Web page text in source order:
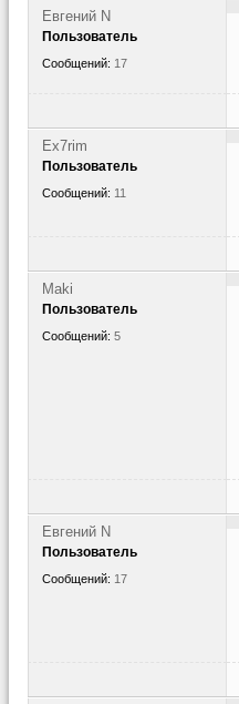
Евгений N
Пользователь
Сообщений: 17
Ex7rim
Пользователь
Сообщений: 11
Maki
Пользователь
Сообщений: 5
Евгений N
Пользователь
Сообщений: 17